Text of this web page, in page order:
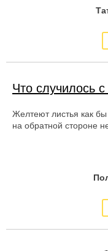
Что случилось
Желтеют листья как
на обратной стороне